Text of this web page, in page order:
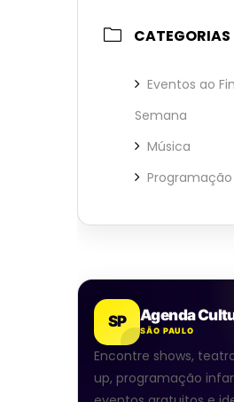
CATEGORIAS
Eventos ao
Semana
Música
SP Agenda
SÃO PAULO
Encontre shows,
up, programação